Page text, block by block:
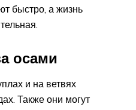
быстро, а жизнь
осами
и на ветвях
Также они могут